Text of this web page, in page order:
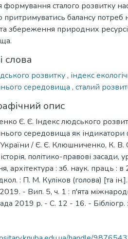
формування сталого розвитку
притримуватись балансу потреб
збереження природних
слова
розвитку, індекс
середовища , сталий
опис
Є. Є. Індекс людського
середовища як індикатори
/ Є. Є. Клюшниченко, К. В.
політико-правові засади,
архітектура : зб. наук. праць :
: П. М. Куліков (голова) [та
- Вип. 5, ч. 1 : п'ята
2019 р. - С. 12 - 16. - Бібліогр.